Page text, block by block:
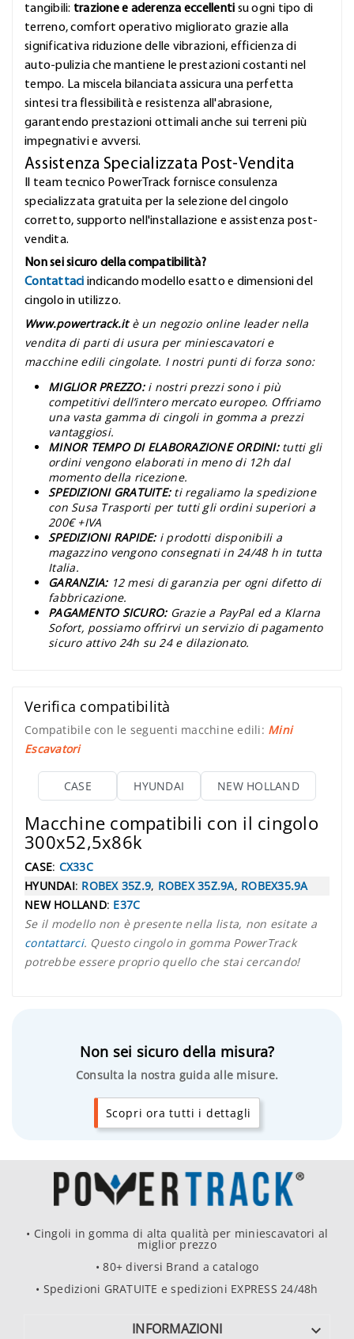
tangibili: trazione e aderenza eccellenti su ogni tipo di
terreno, comfort operativo migliorato grazie alla
significativa riduzione delle vibrazioni, efficienza di
auto-pulizia che mantiene le prestazioni costanti nel
tempo. La miscela bilanciata assicura una perfetta
sintesi tra flessibilità e resistenza all'abrasione,
garantendo prestazioni ottimali anche sui terreni più
impegnativi e avversi.
Assistenza Specializzata Post-Vendita
Il team tecnico PowerTrack fornisce consulenza
specializzata gratuita per la selezione del cingolo
corretto, supporto nell'installazione e assistenza post-
vendita.
Non sei sicuro della compatibilità?
Contattaci indicando modello esatto e dimensioni del
cingolo in utilizzo.
Www.powertrack.it è un negozio online leader nella
vendita di parti di usura per miniescavatori e
macchine edili cingolate. I nostri punti di forza sono:
MIGLIOR PREZZO: i nostri prezzi sono i più
competitivi dell’intero mercato europeo. Offriamo
una vasta gamma di cingoli in gomma a prezzi
vantaggiosi.
MINOR TEMPO DI ELABORAZIONE ORDINI: tutti gli
ordini vengono elaborati in meno di 12h dal
momento della ricezione.
SPEDIZIONI GRATUITE: ti regaliamo la spedizione
con Susa Trasporti per tutti gli ordini superiori a
200€ +IVA
SPEDIZIONI RAPIDE: i prodotti disponibili a
magazzino vengono consegnati in 24/48 h in tutta
Italia.
GARANZIA: 12 mesi di garanzia per ogni difetto di
fabbricazione.
PAGAMENTO SICURO: Grazie a PayPal ed a Klarna
Sofort, possiamo offrirvi un servizio di pagamento
sicuro attivo 24h su 24 e dilazionato.
Verifica compatibilità
Compatibile con le seguenti macchine edili: Mini
Escavatori
CASE HYUNDAI NEW HOLLAND
Macchine compatibili con il cingolo
300x52,5x86k
CASE: CX33C
HYUNDAI: ROBEX 35Z.9, ROBEX 35Z.9A, ROBEX35.9A
NEW HOLLAND: E37C
Se il modello non è presente nella lista, non esitate a
contattarci. Questo cingolo in gomma PowerTrack
potrebbe essere proprio quello che stai cercando!
Non sei sicuro della misura?
Consulta la nostra guida alle misure.
Scopri ora tutti i dettagli
• Cingoli in gomma di alta qualità per miniescavatori al
miglior prezzo
• 80+ diversi Brand a catalogo
• Spedizioni GRATUITE e spedizioni EXPRESS 24/48h
INFORMAZIONI 